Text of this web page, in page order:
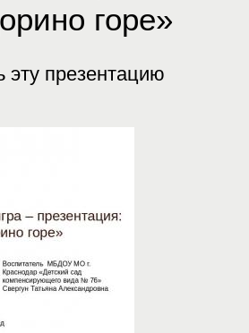
горе»
эту презентацию